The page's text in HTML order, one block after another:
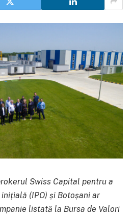
Swiss Capital pentru a
(IPO) și Botoșani ar
listată la Bursa de Valori